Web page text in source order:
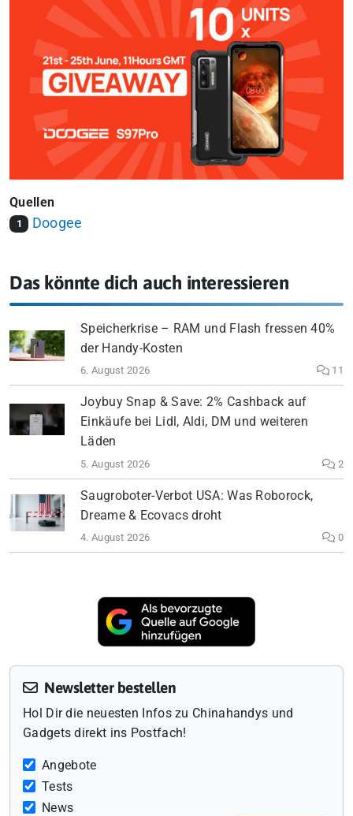
Quellen
1 Doogee
Das könnte dich auch interessieren
Speicherkrise – RAM und Flash fressen 40%
der Handy-Kosten
6. August 2026 11
Joybuy Snap & Save: 2% Cashback auf
Einkäufe bei Lidl, Aldi, DM und weiteren
Läden
5. August 2026 2
Saugroboter-Verbot USA: Was Roborock,
Dreame & Ecovacs droht
4. August 2026 0
Newsletter bestellen
Hol Dir die neuesten Infos zu Chinahandys und
Gadgets direkt ins Postfach!
Angebote
Tests
News